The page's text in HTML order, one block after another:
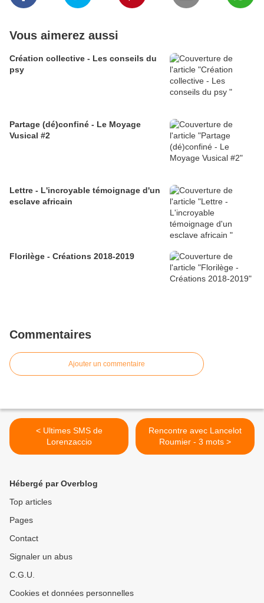
Vous aimerez aussi
Création collective - Les conseils du
psy
Partage (dé)confiné - Le Moyage
Vusical #2
Lettre - L'incroyable témoignage d'un
esclave africain
Florilège - Créations 2018-2019
Commentaires
Ajouter un commentaire
< Ultimes SMS de
Lorenzaccio
Rencontre avec Lancelot
Roumier - 3 mots >
Hébergé par Overblog
Top articles
Pages
Contact
Signaler un abus
C.G.U.
Cookies et données personnelles